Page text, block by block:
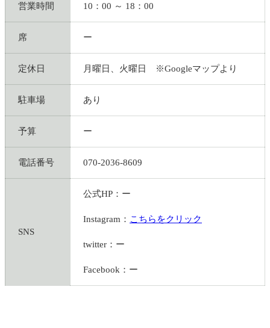
営業時間 10：00 ～ 18：00
席 ー
定休日 月曜日、火曜日 ※Googleマップより
駐車場 あり
予算 ー
電話番号 070-2036-8609
SNS
公式HP：ー
Instagram： こちらをクリック
twitter：ー
Facebook：ー